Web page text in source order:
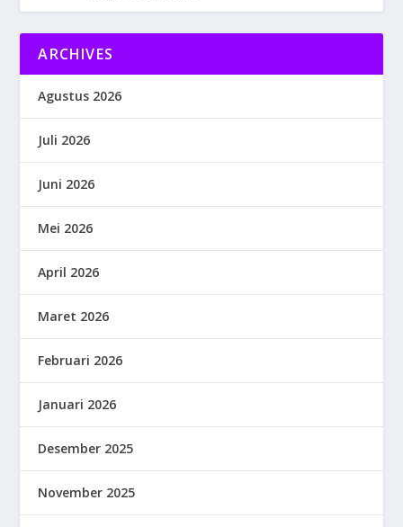
ARCHIVES
Agustus 2026
Juli 2026
Juni 2026
Mei 2026
April 2026
Maret 2026
Februari 2026
Januari 2026
Desember 2025
November 2025